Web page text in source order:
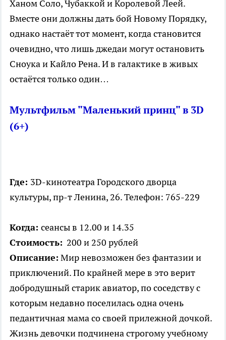
Ханом Соло, Чубаккой и Королевой Леей.
Вместе они должны дать бой Новому Порядку,
однако настаёт тот момент, когда становится
очевидно, что лишь джедаи могут остановить
Сноука и Кайло Рена. И в галактике в живых
остаётся только один…
Мультфильм "Маленький принц" в 3D
(6+)
Где: 3D-кинотеатра Городского дворца
культуры, пр-т Ленина, 26. Телефон: 765-229
Когда: сеансы в 12.00 и 14.35
Стоимость: 200 и 250 рублей
Описание: Мир невозможен без фантазии и
приключений. По крайней мере в это верит
добродушный старик авиатор, по соседству с
которым недавно поселилась одна очень
педантичная мама со своей прилежной дочкой.
Жизнь девочки подчинена строгому учебному